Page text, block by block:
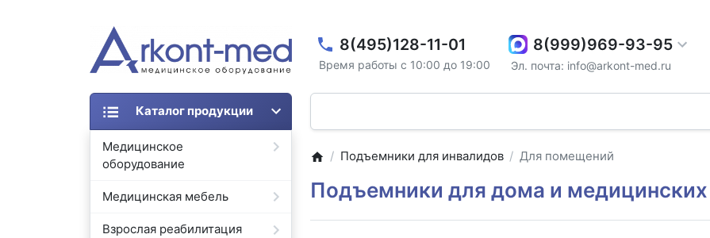
8(495)128-11-01
Время работы с 10:00 до 19:00
8(999)969-93-95
Эл. почта: info@arkont-med.ru
Каталог продукции
Медицинское
оборудование
Медицинская мебель
Взрослая реабилитация
Подъемники для инвалидов Для помещений
Подъемники для дома и